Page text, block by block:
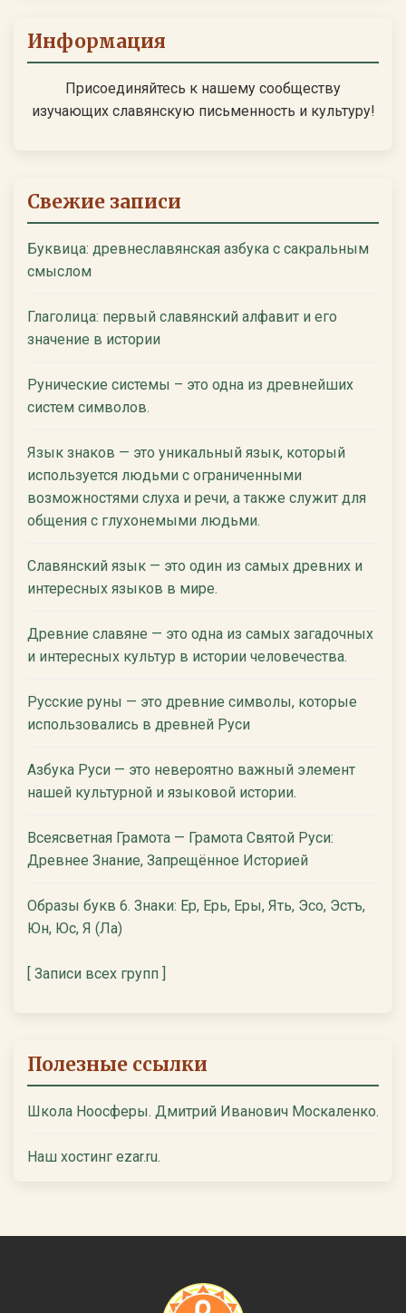
Информация
Присоединяйтесь к нашему сообществу
изучающих славянскую письменность и культуру!
Свежие записи
Буквица: древнеславянская азбука с сакральным
смыслом
Глаголица: первый славянский алфавит и его
значение в истории
Рунические системы – это одна из древнейших
систем символов.
Язык знаков — это уникальный язык, который
используется людьми с ограниченными
возможностями слуха и речи, а также служит для
общения с глухонемыми людьми.
Славянский язык — это один из самых древних и
интересных языков в мире.
Древние славяне — это одна из самых загадочных
и интересных культур в истории человечества.
Русские руны — это древние символы, которые
использовались в древней Руси
Азбука Руси — это невероятно важный элемент
нашей культурной и языковой истории.
Всеясветная Грамота — Грамота Святой Руси:
Древнее Знание, Запрещённое Историей
Образы букв 6. Знаки: Ер, Ерь, Еры, Ять, Эсо, Эстъ,
Юн, Юс, Я (Ла)
[ Записи всех групп ]
Полезные ссылки
Школа Ноосферы. Дмитрий Иванович Москаленко.
Наш хостинг ezar.ru.